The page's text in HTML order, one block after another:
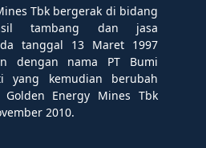
Tbk bergerak di bidang
tambang dan jasa
tanggal 13 Maret 1997
dengan nama PT Bumi
yang kemudian berubah
Energy Mines Tbk
2010.